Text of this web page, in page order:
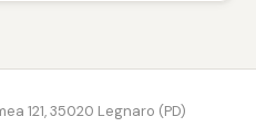
121, 35020 Legnaro (PD)